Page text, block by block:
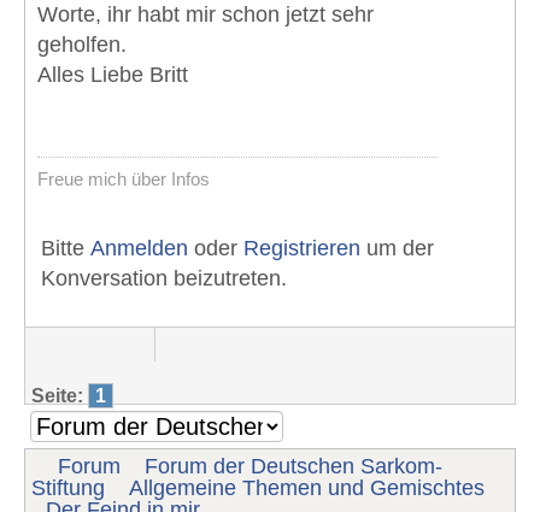
Worte, ihr habt mir schon jetzt sehr
geholfen.
Alles Liebe Britt
Freue mich über Infos
Bitte Anmelden oder Registrieren um der
Konversation beizutreten.
Seite: 1
Forum
Forum der Deutschen Sarkom-
Stiftung
Allgemeine Themen und Gemischtes